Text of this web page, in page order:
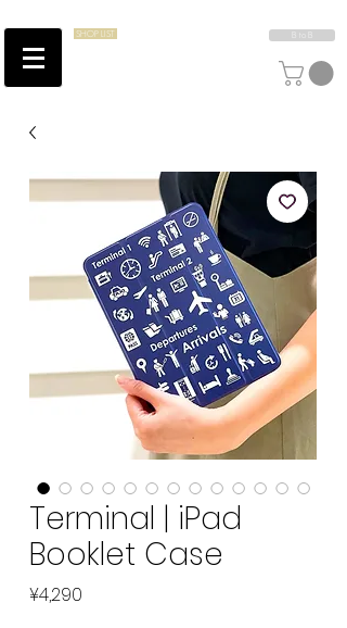
SHOP LIST
Terminal | iPad
Booklet Case
¥4,290